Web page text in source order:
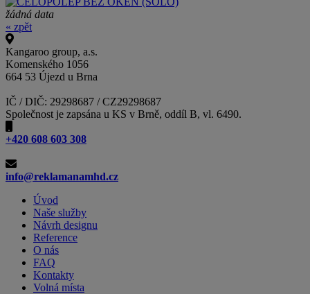
žádná data
« zpět
Kangaroo group, a.s.
Komenského 1056
664 53 Újezd u Brna
IČ / DIČ: 29298687 / CZ29298687
Společnost je zapsána u KS v Brně, oddíl B, vl. 6490.
+420 608 603 308
info@reklamanamhd.cz
Úvod
Naše služby
Návrh designu
Reference
O nás
FAQ
Kontakty
Volná místa